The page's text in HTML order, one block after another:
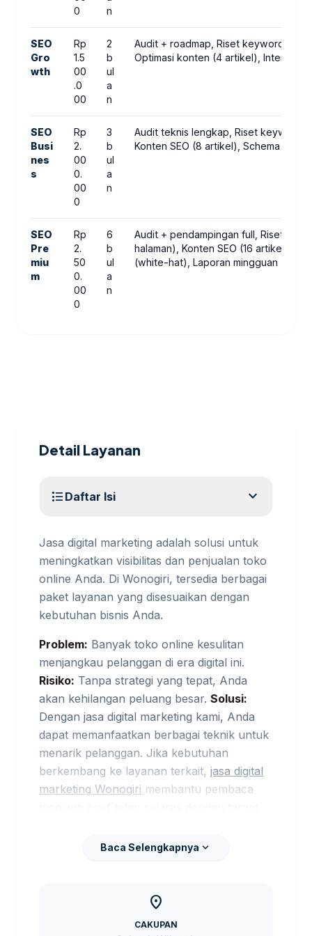
0
n
SEO
Gro
wth
Rp
1.5
00
.0
00
2
b
ul
a
n
Audit + roadmap, Riset keyword
Optimasi konten (4 artikel), Internal
SEO
Busi
nes
s
Rp
2.
00
0.
00
0
3
b
ul
a
n
Audit teknis lengkap, Riset keyword
Konten SEO (8 artikel), Schema
SEO
Pre
miu
m
Rp
2.
50
0.
00
0
6
b
ul
a
n
Audit + pendampingan full, Riset
halaman), Konten SEO (16 artikel),
(white-hat), Laporan mingguan +
Detail Layanan
format_list_bulleted Daftar Isi expand_more
Jasa digital marketing adalah solusi untuk
meningkatkan visibilitas dan penjualan toko
online Anda. Di Wonogiri, tersedia berbagai
paket layanan yang disesuaikan dengan
kebutuhan bisnis Anda.
Problem: Banyak toko online kesulitan
menjangkau pelanggan di era digital ini.
Risiko: Tanpa strategi yang tepat, Anda
akan kehilangan peluang besar. Solusi:
Dengan jasa digital marketing kami, Anda
dapat memanfaatkan berbagai teknik untuk
menarik pelanggan. Jika kebutuhan
berkembang ke layanan terkait, jasa digital
marketing Wonogiri membantu pembaca
Pilih paket yang sesuai dengan skala
Baca Selengkapnya expand_more
location_on
CAKUPAN